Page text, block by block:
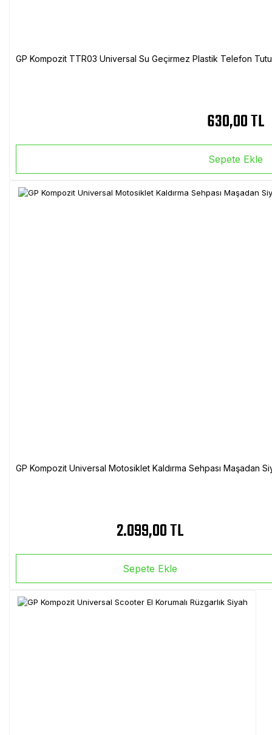
GP Kompozit TTR03 Universal Su Geçirmez Plastik Telefon
630,00 TL
Sepete Ekle
GP Kompozit Universal Motosiklet Kaldırma Sehpası Maşadan
2.099,00 TL
Sepete Ekle